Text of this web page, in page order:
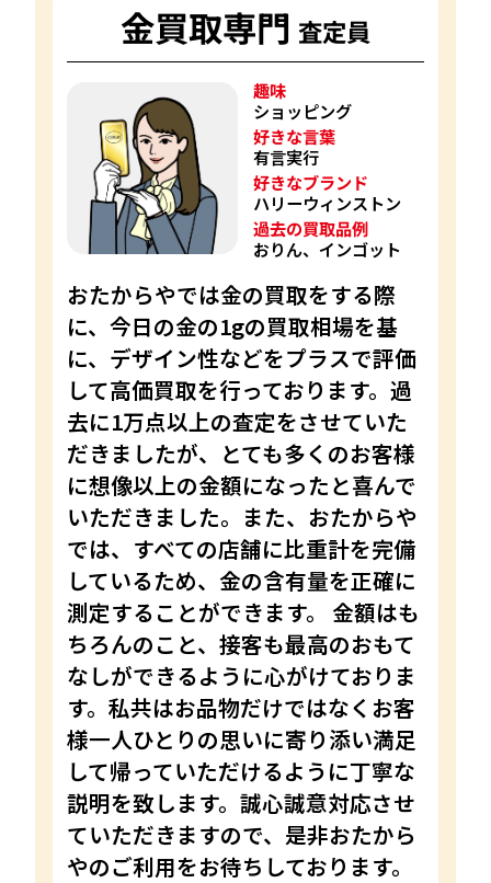
金買取専門 査定員
趣味
ショッピング
好きな言葉
有言実行
好きなブランド
ハリーウィンストン
過去の買取品例
おりん、インゴット
おたからやでは金の買取をする際
に、今日の金の1gの買取相場を基
に、デザイン性などをプラスで評価
して高価買取を行っております。過
去に1万点以上の査定をさせていた
だきましたが、とても多くのお客様
に想像以上の金額になったと喜んで
いただきました。また、おたからや
では、すべての店舗に比重計を完備
しているため、金の含有量を正確に
測定することができます。 金額はも
ちろんのこと、接客も最高のおもて
なしができるように心がけておりま
す。私共はお品物だけではなくお客
様一人ひとりの思いに寄り添い満足
して帰っていただけるように丁寧な
説明を致します。誠心誠意対応させ
ていただきますので、是非おたから
やのご利用をお待ちしております。